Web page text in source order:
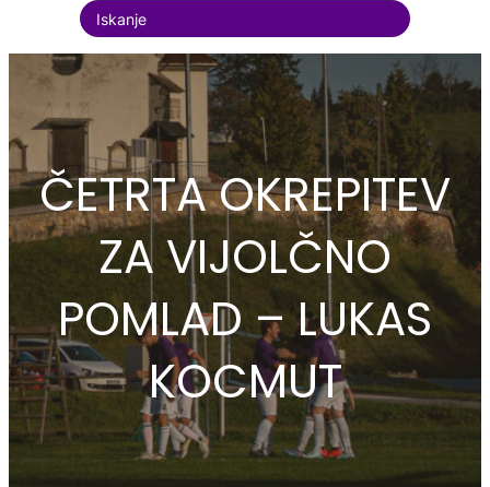
S
e
a
r
c
h
ČETRTA OKREPITEV
ZA VIJOLČNO
POMLAD – LUKAS
KOCMUT